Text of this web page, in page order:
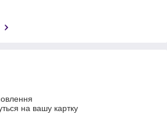
на вашу картку